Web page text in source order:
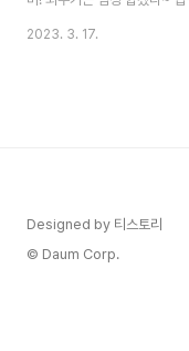
까먹은 초보 블로거 >__
2023. 3. 17.
Designed by 티스토리
© Daum Corp.